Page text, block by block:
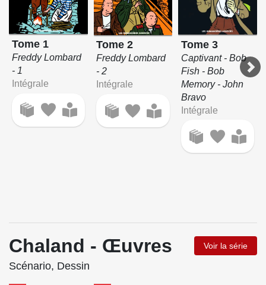
Tome 1
Freddy Lombard
- 1
Intégrale
Tome 2
Freddy Lombard
- 2
Intégrale
Tome 3
Captivant - Bob
Fish - Bob
Memory - John
Bravo
Intégrale
Chaland - Œuvres Voir la série
Scénario, Dessin